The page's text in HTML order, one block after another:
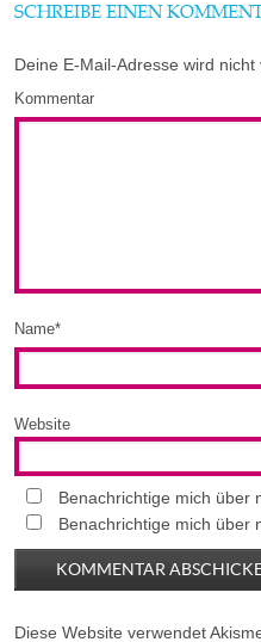
SCHREIBE EINEN
Deine E-Mail-Adresse wird nicht
Kommentar
Name*
Website
Benachrichtige mich über
Benachrichtige mich über
Diese Website verwendet